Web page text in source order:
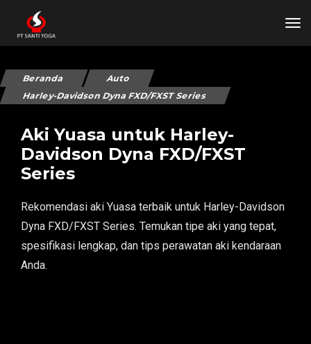
Beranda
Auto
Harley-Davidson Dyna FXD/FXST Series
Aki Yuasa untuk Harley-
Davidson Dyna FXD/FXST
Series
Rekomendasi aki Yuasa terbaik untuk Harley-Davidson
Dyna FXD/FXST Series. Temukan tipe aki yang tepat,
spesifikasi lengkap, dan tips perawatan aki kendaraan
Anda.